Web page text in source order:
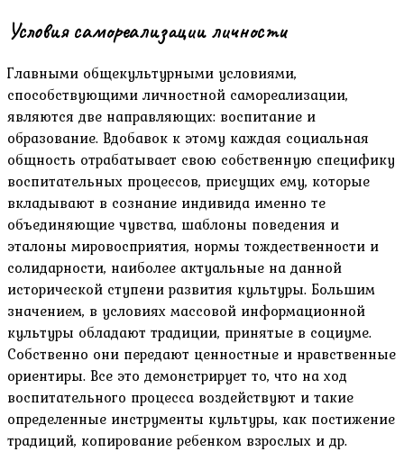
Условия самореализации личности
Главными общекультурными условиями,
способствующими личностной самореализации,
являются две направляющих: воспитание и
образование. Вдобавок к этому каждая социальная
общность отрабатывает свою собственную специфику
воспитательных процессов, присущих ему, которые
вкладывают в сознание индивида именно те
объединяющие чувства, шаблоны поведения и
эталоны мировосприятия, нормы тождественности и
солидарности, наиболее актуальные на данной
исторической ступени развития культуры. Большим
значением, в условиях массовой информационной
культуры обладают традиции, принятые в социуме.
Собственно они передают ценностные и нравственные
ориентиры. Все это демонстрирует то, что на ход
воспитательного процесса воздействуют и такие
определенные инструменты культуры, как постижение
традиций, копирование ребенком взрослых и др.